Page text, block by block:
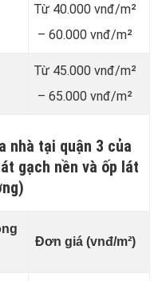
Từ 40.000 vnđ/m²
– 60.000 vnđ/m²
Từ 45.000 vnđ/m²
– 65.000 vnđ/m²
nhà tại quận 3 của
gạch nền và ốp lát
Đơn giá (vnđ/m²)